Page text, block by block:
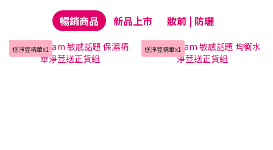
暢銷商品 新品上市 妝前 | 防曬
送淨荳精華x1 送淨荳精華x1